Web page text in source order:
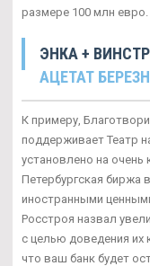
размере 100 млн евро.
ЭНКА +
АЦЕТАТ
К примеру,
поддерживает Театр
установлено на очень
Петербургская биржа
иностранными
Росстроя назвал
с целью доведения их
что ваш банк будет